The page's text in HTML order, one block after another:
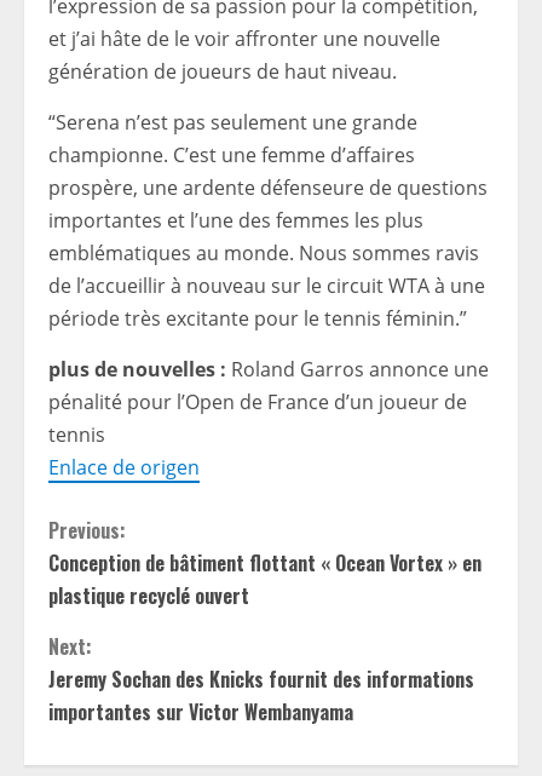
l’expression de sa passion pour la compétition,
et j’ai hâte de le voir affronter une nouvelle
génération de joueurs de haut niveau.
“Serena n’est pas seulement une grande
championne. C’est une femme d’affaires
prospère, une ardente défenseure de questions
importantes et l’une des femmes les plus
emblématiques au monde. Nous sommes ravis
de l’accueillir à nouveau sur le circuit WTA à une
période très excitante pour le tennis féminin.”
plus de nouvelles : Roland Garros annonce une
pénalité pour l’Open de France d’un joueur de
tennis
Enlace de origen
C
o
n
t
Previous:
Conception de bâtiment flottant « Ocean Vortex » en
plastique recyclé ouvert
Next:
Jeremy Sochan des Knicks fournit des informations
importantes sur Victor Wembanyama